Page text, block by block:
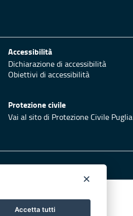
Accessibilità
Dichiarazione di accessibilità
Obiettivi di accessibilità
Protezione civile
Vai al sito di Protezione Civile Puglia
×
Accetta tutti